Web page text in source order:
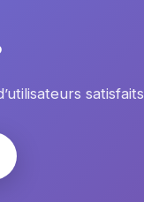
satisfaits